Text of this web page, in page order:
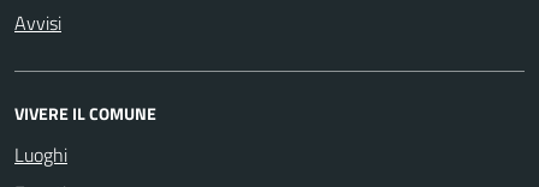
Avvisi
VIVERE IL COMUNE
Luoghi